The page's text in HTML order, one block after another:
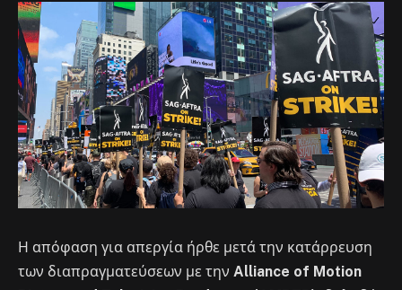
Η απόφαση για απεργία ήρθε μετά την κατάρρευση
των διαπραγματεύσεων με την Alliance of Motion